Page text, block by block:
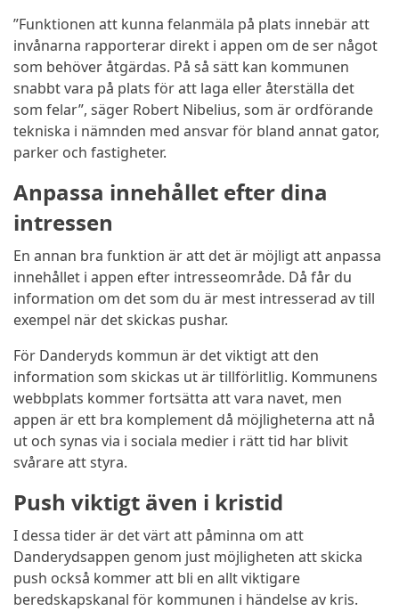
”Funktionen att kunna felanmäla på plats innebär att
invånarna rapporterar direkt i appen om de ser något
som behöver åtgärdas. På så sätt kan kommunen
snabbt vara på plats för att laga eller återställa det
som felar”, säger Robert Nibelius, som är ordförande
tekniska i nämnden med ansvar för bland annat gator,
parker och fastigheter.
Anpassa innehållet efter dina
intressen
En annan bra funktion är att det är möjligt att anpassa
innehållet i appen efter intresseområde. Då får du
information om det som du är mest intresserad av till
exempel när det skickas pushar.
För Danderyds kommun är det viktigt att den
information som skickas ut är tillförlitlig. Kommunens
webbplats kommer fortsätta att vara navet, men
appen är ett bra komplement då möjligheterna att nå
ut och synas via i sociala medier i rätt tid har blivit
svårare att styra.
Push viktigt även i kristid
I dessa tider är det värt att påminna om att
Danderydsappen genom just möjligheten att skicka
push också kommer att bli en allt viktigare
beredskapskanal för kommunen i händelse av kris.